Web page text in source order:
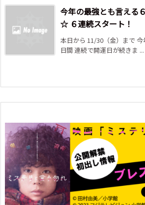
今年の最強とも言える
☆ ６連続スタート！
本日から 11/30（金）まで 今
日間 連続で開運日が続きま ...